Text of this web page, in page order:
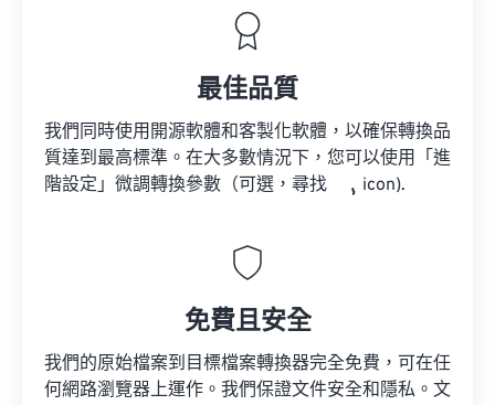
最佳品質
我們同時使用開源軟體和客製化軟體，以確保轉換品
質達到最高標準。在大多數情況下，您可以使用「進
階設定」微調轉換參數（可選，尋找
icon).
免費且安全
我們的原始檔案到目標檔案轉換器完全免費，可在任
何網路瀏覽器上運作。我們保證文件安全和隱私。文